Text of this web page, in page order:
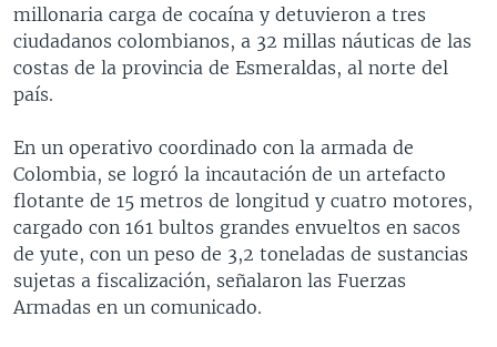
millonaria carga de cocaína y detuvieron a tres
ciudadanos colombianos, a 32 millas náuticas de las
costas de la provincia de Esmeraldas, al norte del
país.
En un operativo coordinado con la armada de
Colombia, se logró la incautación de un artefacto
flotante de 15 metros de longitud y cuatro motores,
cargado con 161 bultos grandes envueltos en sacos
de yute, con un peso de 3,2 toneladas de sustancias
sujetas a fiscalización, señalaron las Fuerzas
Armadas en un comunicado.